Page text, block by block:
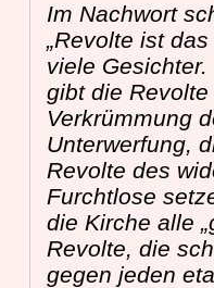
Im Nachwort
„Revolte ist
viele
gibt die
Verkrümmung
Unterwerfung,
Revolte des
Furchtlose
die Kirche alle
Revolte, die
gegen jeden